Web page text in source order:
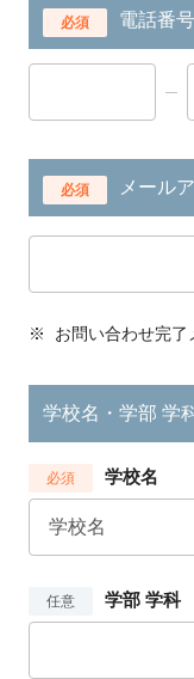
必須 電話番号
必須 メール
※ お問い合わせ完了
学校名・学部 学
必須 学校名
任意 学部 学科